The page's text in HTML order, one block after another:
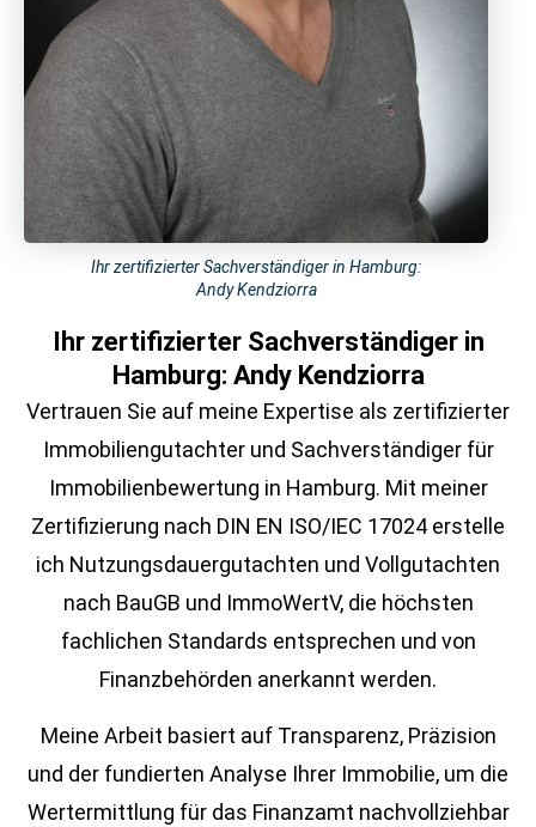
Ihr zertifizierter Sachverständiger in Hamburg:
Andy Kendziorra
Ihr zertifizierter Sachverständiger in
Hamburg: Andy Kendziorra
Vertrauen Sie auf meine Expertise als zertifizierter
Immobiliengutachter und Sachverständiger für
Immobilienbewertung in Hamburg. Mit meiner
Zertifizierung nach DIN EN ISO/IEC 17024 erstelle
ich Nutzungsdauergutachten und Vollgutachten
nach BauGB und ImmoWertV, die höchsten
fachlichen Standards entsprechen und von
Finanzbehörden anerkannt werden.
Meine Arbeit basiert auf Transparenz, Präzision
und der fundierten Analyse Ihrer Immobilie, um die
Wertermittlung für das Finanzamt nachvollziehbar